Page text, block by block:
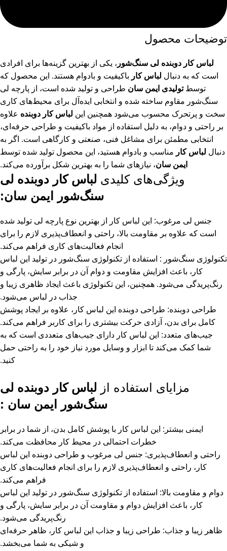
توضیحات محصول
لباس کار دوبنده لی سنگ‌شور ، یکی از بهترین گزینه‌ها برای افرادی
است که به دنبال لباس کار باکیفیت و بادوام هستند. این محصول که
توسطتولیدی ایمن سان طراحی و تولید شده است، از پارچه لی
سنگ‌شور مقاوم ساخته شده و انتخابی ایده‌آل برای محیط‌های کاری
سخت و پرتحرک محسوب می‌شود همچنین این لباس کار دوبنده علاوه
بر راحتی و دوام، به دلیل استفاده از مواد باکیفیت و طراحی حرفه‌ای،
انتخابی مطمئن برای مشاغل فنی، صنعتی و کارگاهی است. اگر به
دنبال لباس کار مناسب و بادوام هستید، این محصول تولید شده توسط
ایمن سان، نیازهای شما را به بهترین شکل برآورده می‌کند.
ویژگی‌های کلیدی لباس کار دوبنده لی
سنگ‌شور ایمن سان:
جنس لی مرغوب: این لباس کار از بهترین نوع پارچه لی تولید شده
است که علاوه بر مقاومت بالا، راحتی و انعطاف‌پذیری لازم را برای
انجام فعالیت‌های کاری فراهم می‌کند.
تکنولوژی سنگ‌شور : استفاده از تکنولوژی سنگ‌شور در تولید این لباس
کار، باعث افزایش مقاومت و دوام آن در برابر سایش، پارگی و
رنگ‌پریدگی می‌شود. همچنین، این تکنولوژی باعث ایجاد ظاهری زیبا و
جذاب در لباس می‌شود.
طراحی دوبنده: طراحی دوبنده این لباس کار، علاوه بر ایجاد پوشش
کامل برای بدن، آزادی حرکت بیشتری را برای کاربر فراهم می‌کند.
جیب‌های متعدد: این لباس کار دارای جیب‌های متعددی است که به
شما کمک می‌کند تا ابزار و وسایل مورد نیاز خود را به راحتی حمل
کنید.
مزایای استفاده از لباس کار دوبنده لی
سنگ‌شور ایمن سان :
ایمنی بیشتر: این لباس کار با پوشش کامل بدن، از شما در برابر
خطرات احتمالی در محیط کار محافظت می‌کند.
راحتی و انعطاف‌پذیری: جنس لی مرغوب و طراحی دوبنده این لباس
کار، راحتی و انعطاف‌پذیری لازم را برای انجام فعالیت‌های کاری
فراهم می‌کند.
دوام و مقاومت بالا: استفاده از تکنولوژی سنگ‌شور در تولید این لباس
کار، باعث افزایش دوام و مقاومت آن در برابر سایش، پارگی و
رنگ‌پریدگی می‌شود.
ظاهر زیبا و جذاب: طراحی زیبا و جذاب این لباس کار، ظاهر حرفه‌ای
و شیکی به شما می‌بخشد.